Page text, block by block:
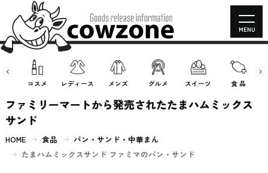
コスメ レディース メンズ グルメ スイーツ 食 品
MENU
ファミリーマートから発売されたたまハムミックス
サンド
HOME 食品
パン・サンド・中華まん
たまハムミックスサンド ファミマのパン・サンド